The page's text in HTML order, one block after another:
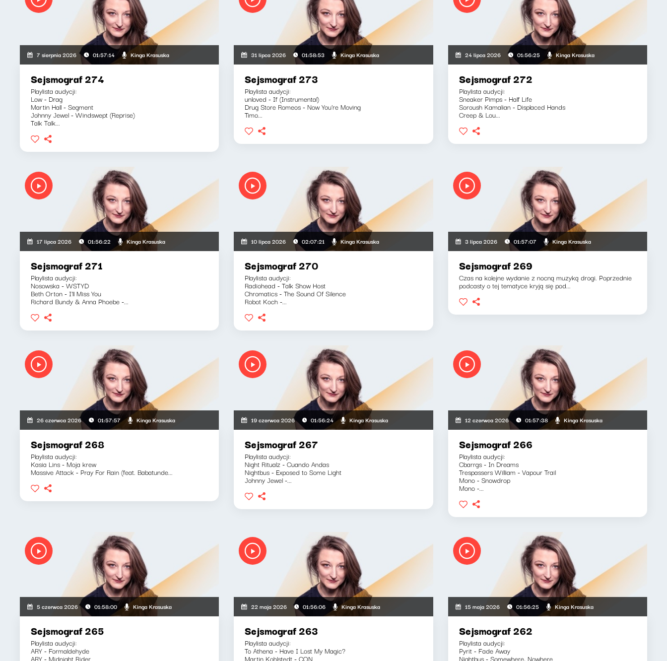
7 sierpnia 2026 01:57:14 Kinga Krasuska
Sejsmograf 274
Playlista audycji:
Low - Drag
Martin Hall - Segment
Johnny Jewel - Windswept (Reprise)
Talk Talk...
31 lipca 2026 01:58:53 Kinga Krasuska
Sejsmograf 273
Playlista audycji:
unloved - If (Instrumental)
Drug Store Romeos - Now You're Moving
Timo...
24 lipca 2026 01:56:25 Kinga Krasuska
Sejsmograf 272
Playlista audycji:
Sneaker Pimps - Half Life
Soroush Kamalian - Displaced Hands
Creep & Lou...
17 lipca 2026 01:56:22 Kinga Krasuska
Sejsmograf 271
Playlista audycji:
Nosowska - WSTYD
Beth Orton - I'll Miss You
Richard Bundy & Anna Phoebe -...
10 lipca 2026 02:07:21 Kinga Krasuska
Sejsmograf 270
Playlista audycji:
Radiohead - Talk Show Host
Chromatics - The Sound Of Silence
Robot Koch -...
3 lipca 2026 01:57:07 Kinga Krasuska
Sejsmograf 269
Czas na kolejne wydanie z nocną muzyką drogi. Poprzednie
podcasty o tej tematyce kryją się pod...
26 czerwca 2026 01:57:57 Kinga Krasuska
Sejsmograf 268
Playlista audycji:
Kasia Lins - Moja krew
Massive Attack - Pray For Rain (feat. Babatunde...
19 czerwca 2026 01:56:24 Kinga Krasuska
Sejsmograf 267
Playlista audycji:
Night Ritualz - Cuando Andas
Nightbus - Exposed to Some Light
Johnny Jewel -...
12 czerwca 2026 01:57:38 Kinga Krasuska
Sejsmograf 266
Playlista audycji:
Cbarrgs - In Dreams
Trespassers William - Vapour Trail
Mono - Snowdrop
Mono -...
5 czerwca 2026 01:58:00 Kinga Krasuska
Sejsmograf 265
Playlista audycji:
ARY - Formaldehyde
ARY - Midnight Rider
22 maja 2026 01:56:06 Kinga Krasuska
Sejsmograf 263
Playlista audycji:
To Athena - Have I Lost My Magic?
Martin Kohlstedt - CON
15 maja 2026 01:56:25 Kinga Krasuska
Sejsmograf 262
Playlista audycji:
Pyrit - Fade Away
Nightbus - Somewhere, Nowhere